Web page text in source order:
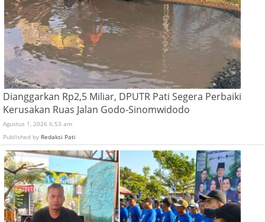
Dianggarkan Rp2,5 Miliar, DPUTR Pati Segera Perbaiki
Kerusakan Ruas Jalan Godo-Sinomwidodo
Agustus 1, 2026 6:53 am
Published by Redaksi Pati